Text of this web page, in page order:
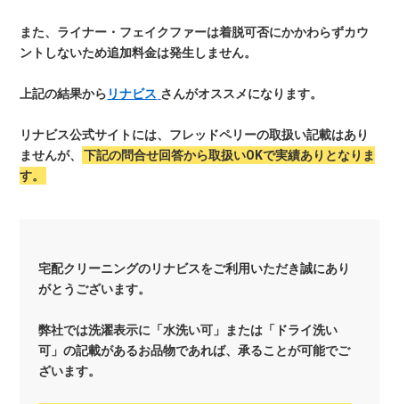
また、ライナー・フェイクファーは着脱可否にかかわらずカウ
ントしないため追加料金は発生しません。
上記の結果から リナビス さんがオススメになります。
リナビス公式サイトには、フレッドペリーの取扱い記載はあり
ませんが、
下記の問合せ回答から取扱いOKで実績あり となりま
す。
宅配クリーニングのリナビスをご利用いただき誠にあり
がとうございます。
弊社では洗濯表示に「水洗い可」または「ドライ洗い
可」の記載があるお品物であれば、承ることが可能でご
ざいます。